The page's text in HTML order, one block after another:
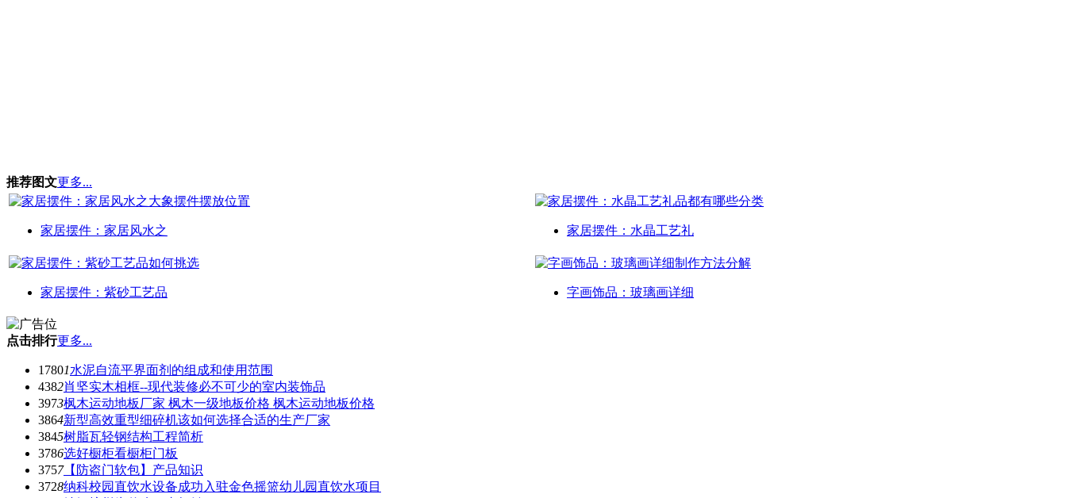
推荐图文更多...
家居摆件：家居风水之 家居摆件：水晶工艺礼
家居摆件：紫砂工艺品 字画饰品：玻璃画详细
点击排行更多...
17801水泥自流平界面剂的组成和使用范围
4382肖坚实木相框--现代装修必不可少的室内装饰品
3973枫木运动地板厂家 枫木一级地板价格 枫木运动地板价格
3864新型高效重型细碎机该如何选择合适的生产厂家
3845树脂瓦轻钢结构工程简析
3786选好橱柜看橱柜门板
3757【防盗门软包】产品知识
3728纳科校园直饮水设备成功入驻金色摇篮幼儿园直饮水项目